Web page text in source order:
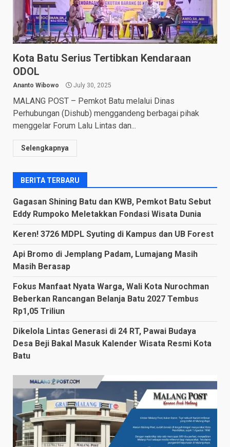
Kota Batu Serius Tertibkan Kendaraan
ODOL
Ananto Wibowo July 30, 2025
MALANG POST – Pemkot Batu melalui Dinas
Perhubungan (Dishub) menggandeng berbagai pihak
menggelar Forum Lalu Lintas dan...
Selengkapnya
BERITA TERBARU
Gagasan Shining Batu dan KWB, Pemkot Batu Sebut
Eddy Rumpoko Meletakkan Fondasi Wisata Dunia
Keren! 3726 MDPL Syuting di Kampus dan UB Forest
Api Bromo di Jemplang Padam, Lumajang Masih
Masih Berasap
Fokus Manfaat Nyata Warga, Wali Kota Nurochman
Beberkan Rancangan Belanja Batu 2027 Tembus
Rp1,05 Triliun
Dikelola Lintas Generasi di 24 RT, Pawai Budaya
Desa Beji Bakal Masuk Kalender Wisata Resmi Kota
Batu